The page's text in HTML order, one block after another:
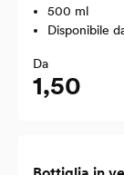
500 ml
Disponibile
Da
1,50